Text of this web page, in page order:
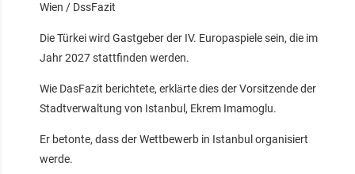
Wien / DssFazit
Die Türkei wird Gastgeber der IV. Europaspiele sein, die im
Jahr 2027 stattfinden werden.
Wie DasFazit berichtete, erklärte dies der Vorsitzende der
Stadtverwaltung von Istanbul, Ekrem Imamoglu.
Er betonte, dass der Wettbewerb in Istanbul organisiert
werde.